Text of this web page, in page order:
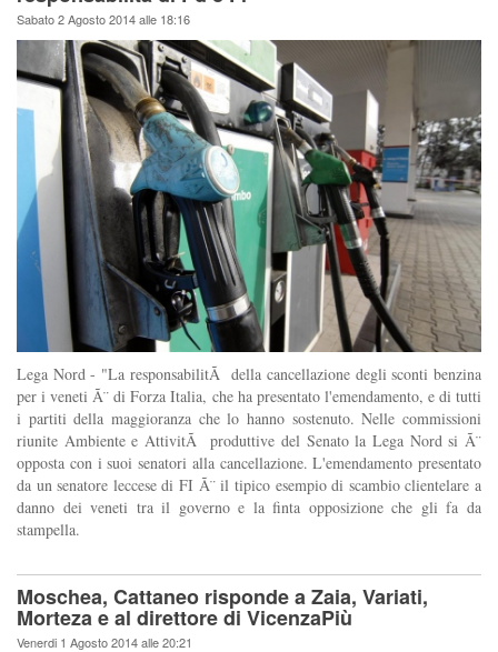
Sabato 2 Agosto 2014 alle 18:16
Lega Nord - "La responsabilitÃ della cancellazione degli sconti benzina
per i veneti Ã¨ di Forza Italia, che ha presentato l'emendamento, e di tutti
i partiti della maggioranza che lo hanno sostenuto. Nelle commissioni
riunite Ambiente e AttivitÃ produttive del Senato la Lega Nord si Ã¨
opposta con i suoi senatori alla cancellazione. L'emendamento presentato
da un senatore leccese di FI Ã¨ il tipico esempio di scambio clientelare a
danno dei veneti tra il governo e la finta opposizione che gli fa da
stampella.
Moschea, Cattaneo risponde a Zaia, Variati,
Morteza e al direttore di VicenzaPiù
Venerdi 1 Agosto 2014 alle 20:21